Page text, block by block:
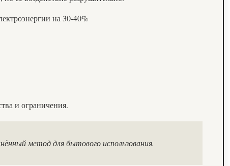
на 30-40%
и ограничения.
метод для бытового использования.